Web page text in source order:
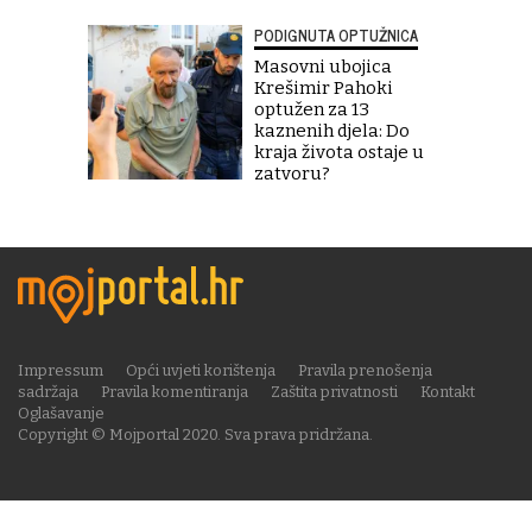
PODIGNUTA OPTUŽNICA
Masovni ubojica
Krešimir Pahoki
optužen za 13
kaznenih djela: Do
kraja života ostaje u
zatvoru?
Copyright © Mojportal 2020. Sva prava pridržana.
Impressum Opći uvjeti korištenja
Pravila prenošenja
sadržaja
Pravila komentiranja Zaštita privatnosti
Kontakt
Oglašavanje